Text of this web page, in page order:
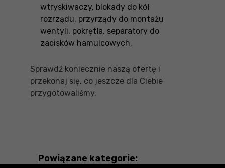
wtryskiwaczy, blokady do kół
rozrządu, przyrządy do montażu
wentyli, pokrętła, separatory do
zacisków hamulcowych.
Sprawdź koniecznie naszą ofertę i
przekonaj się, co jeszcze dla Ciebie
przygotowaliśmy.
Powiązane kategorie: